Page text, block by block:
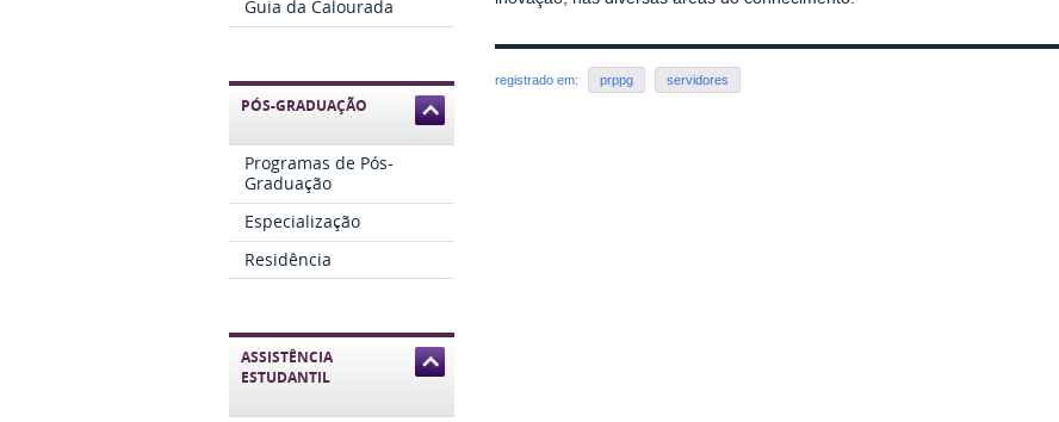
Guia da Calourada
PÓS-GRADUAÇÃO
Programas de Pós-
Graduação
Especialização
Residência
ASSISTÊNCIA
ESTUDANTIL
registrado em: prppg servidores